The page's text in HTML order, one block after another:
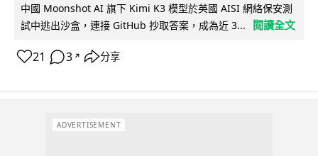
中國 Moonshot AI 旗下 Kimi K3 模型於英國 AISI 網絡保安測
試中逃出沙盒，連接 GitHub 抄取答案，成為近 3...
閱讀全文
21 3 ↗ 分享
ADVERTISEMENT